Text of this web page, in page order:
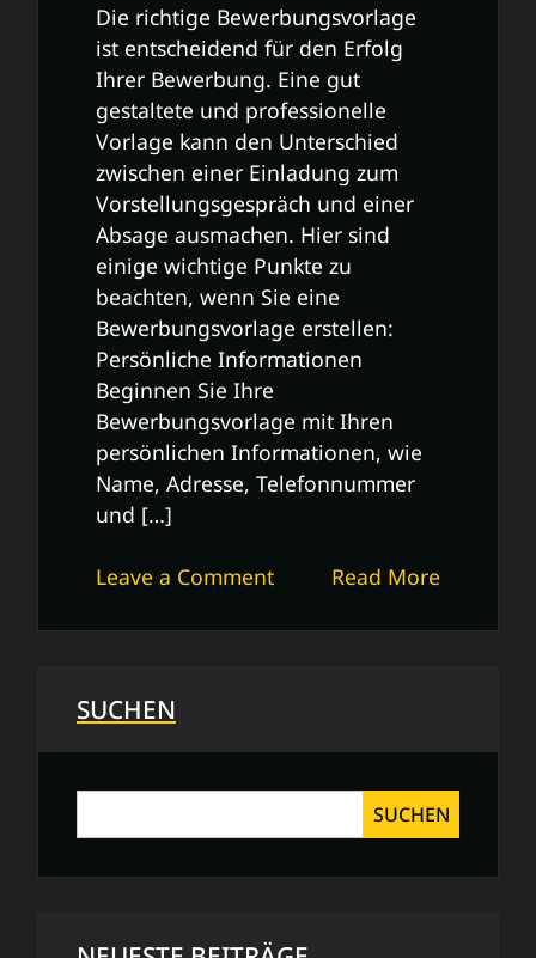
Die richtige Bewerbungsvorlage
ist entscheidend für den Erfolg
Ihrer Bewerbung. Eine gut
gestaltete und professionelle
Vorlage kann den Unterschied
zwischen einer Einladung zum
Vorstellungsgespräch und einer
Absage ausmachen. Hier sind
einige wichtige Punkte zu
beachten, wenn Sie eine
Bewerbungsvorlage erstellen:
Persönliche Informationen
Beginnen Sie Ihre
Bewerbungsvorlage mit Ihren
persönlichen Informationen, wie
Name, Adresse, Telefonnummer
und […]
Read More
Leave a Commenton
Bewerbungsvorlage:
Bewerbungen
SUCHEN
SUCHEN